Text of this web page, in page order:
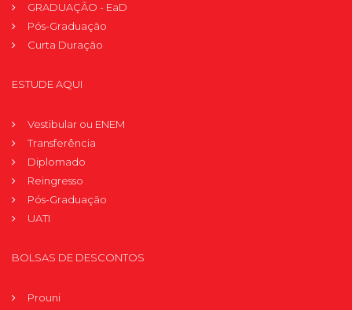
GRADUAÇÃO - EaD
Pós-Graduação
Curta Duração
ESTUDE AQUI
Vestibular ou ENEM
Transferência
Diplomado
Reingresso
Pós-Graduação
UATI
BOLSAS DE DESCONTOS
Prouni